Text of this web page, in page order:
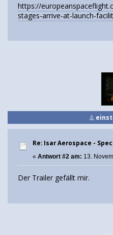
https://
stages-arrive-at-launch-
Re: Isar Aerospace -
« Antwort #2 am: 13.
Der Trailer gefällt mir.